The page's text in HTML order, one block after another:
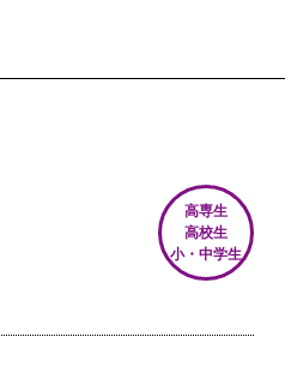
高専生
高校生
小・中学生